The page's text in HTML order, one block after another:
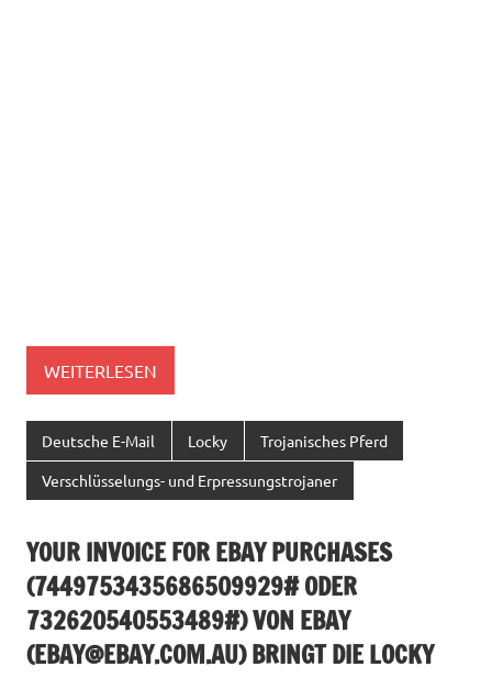
WEITERLESEN
Deutsche E-Mail Locky Trojanisches Pferd
Verschlüsselungs- und Erpressungstrojaner
YOUR INVOICE FOR EBAY PURCHASES
(7449753435686509929# ODER
732620540553489#) VON EBAY
(EBAY@EBAY.COM.AU) BRINGT DIE LOCKY